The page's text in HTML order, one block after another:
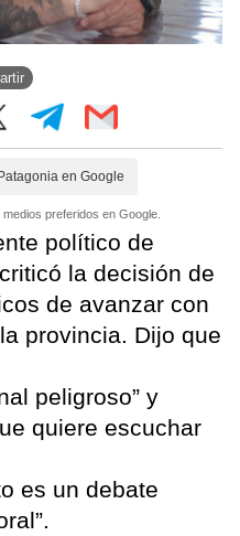
en Google
preferidos en Google.
político de
la decisión de
de avanzar con
provincia. Dijo que
peligroso” y
quiere escuchar
es un debate